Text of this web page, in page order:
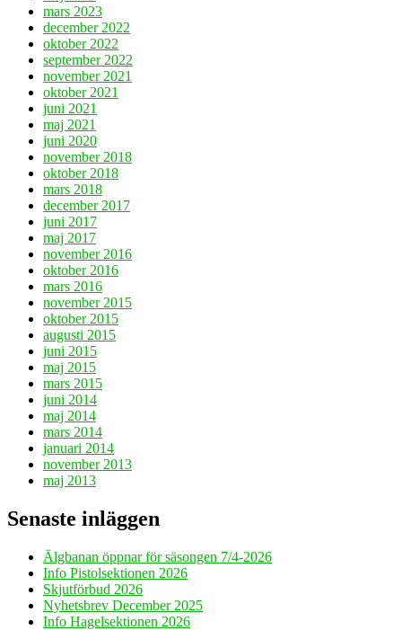
mars 2023
december 2022
oktober 2022
september 2022
november 2021
oktober 2021
juni 2021
maj 2021
juni 2020
november 2018
oktober 2018
mars 2018
december 2017
juni 2017
maj 2017
november 2016
oktober 2016
mars 2016
november 2015
oktober 2015
augusti 2015
juni 2015
maj 2015
mars 2015
juni 2014
maj 2014
mars 2014
januari 2014
november 2013
maj 2013
Senaste inläggen
Älgbanan öppnar för säsongen 7/4-2026
Info Pistolsektionen 2026
Skjutförbud 2026
Nyhetsbrev December 2025
Info Hagelsektionen 2026